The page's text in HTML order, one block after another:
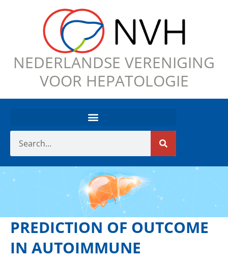
NEDERLANDSE VERENIGING
VOOR HEPATOLOGIE
PREDICTION OF OUTCOME
IN AUTOIMMUNE